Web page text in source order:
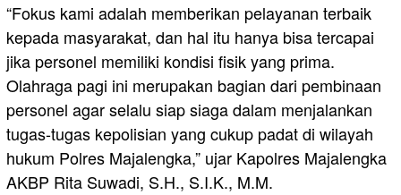
“Fokus kami adalah memberikan pelayanan terbaik
kepada masyarakat, dan hal itu hanya bisa tercapai
jika personel memiliki kondisi fisik yang prima.
Olahraga pagi ini merupakan bagian dari pembinaan
personel agar selalu siap siaga dalam menjalankan
tugas-tugas kepolisian yang cukup padat di wilayah
hukum Polres Majalengka,” ujar Kapolres Majalengka
AKBP Rita Suwadi, S.H., S.I.K., M.M.